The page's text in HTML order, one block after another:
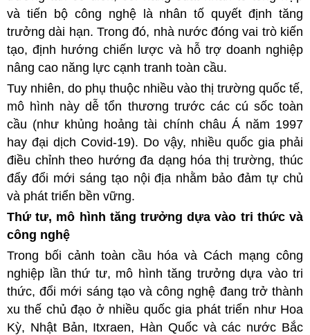
và tiến bộ công nghệ là nhân tố quyết định tăng
trưởng dài hạn. Trong đó, nhà nước đóng vai trò kiến
tạo, định hướng chiến lược và hỗ trợ doanh nghiệp
nâng cao năng lực cạnh tranh toàn cầu.
Tuy nhiên, do phụ thuộc nhiều vào thị trường quốc tế,
mô hình này dễ tổn thương trước các cú sốc toàn
cầu (như khủng hoảng tài chính châu Á năm 1997
hay đại dịch Covid-19). Do vậy, nhiều quốc gia phải
điều chỉnh theo hướng đa dạng hóa thị trường, thúc
đẩy đổi mới sáng tạo nội địa nhằm bảo đảm tự chủ
và phát triển bền vững.
Thứ tư, mô hình tăng trưởng dựa vào tri thức và
công nghệ
Trong bối cảnh toàn cầu hóa và Cách mạng công
nghiệp lần thứ tư, mô hình tăng trưởng dựa vào tri
thức, đổi mới sáng tạo và công nghệ đang trở thành
xu thế chủ đạo ở nhiều quốc gia phát triển như Hoa
Kỳ, Nhật Bản, Itxraen, Hàn Quốc và các nước Bắc